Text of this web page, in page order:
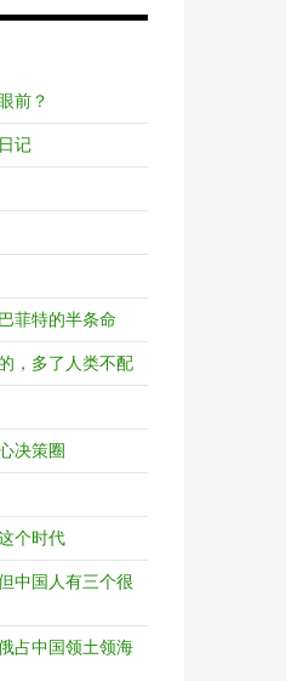
前？
记
菲特的半条命
，多了人类不配
决策圈
个时代
中国人有三个很
占中国领土领海